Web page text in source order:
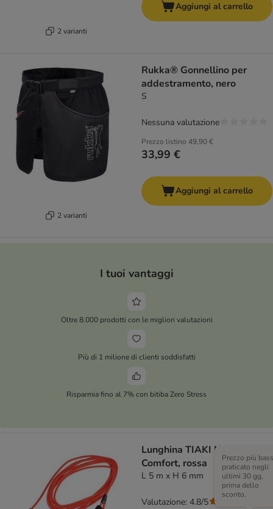
2 varianti
Aggiungi al carrello
2 varianti
Rukka® Gonnellino per
addestramento, nero
S
Prezzo listino 49,90 €
33,99 €
Nessuna valutazione
Aggiungi al carrello
I tuoi vantaggi
Oltre 8.000 prodotti con le migliori valutazioni
Più di 1 milione di clienti soddisfatti
Risparmia fino al 7% con bitiba Zero Stress
Lunghina TIAKI Neo
Comfort, rossa
L 5 m x H 6 mm
Prezzo più
praticato negli
ultimi 30 gg,
prima dello
sconto.
Valutazione: 4.8/5